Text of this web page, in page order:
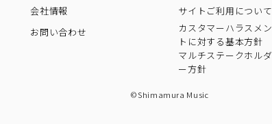
会社情報
お問い合わせ
サイトご利用について
カスタマーハラスメン
トに対する基本方針
マルチステークホルダ
ー方針
©Shimamura Music